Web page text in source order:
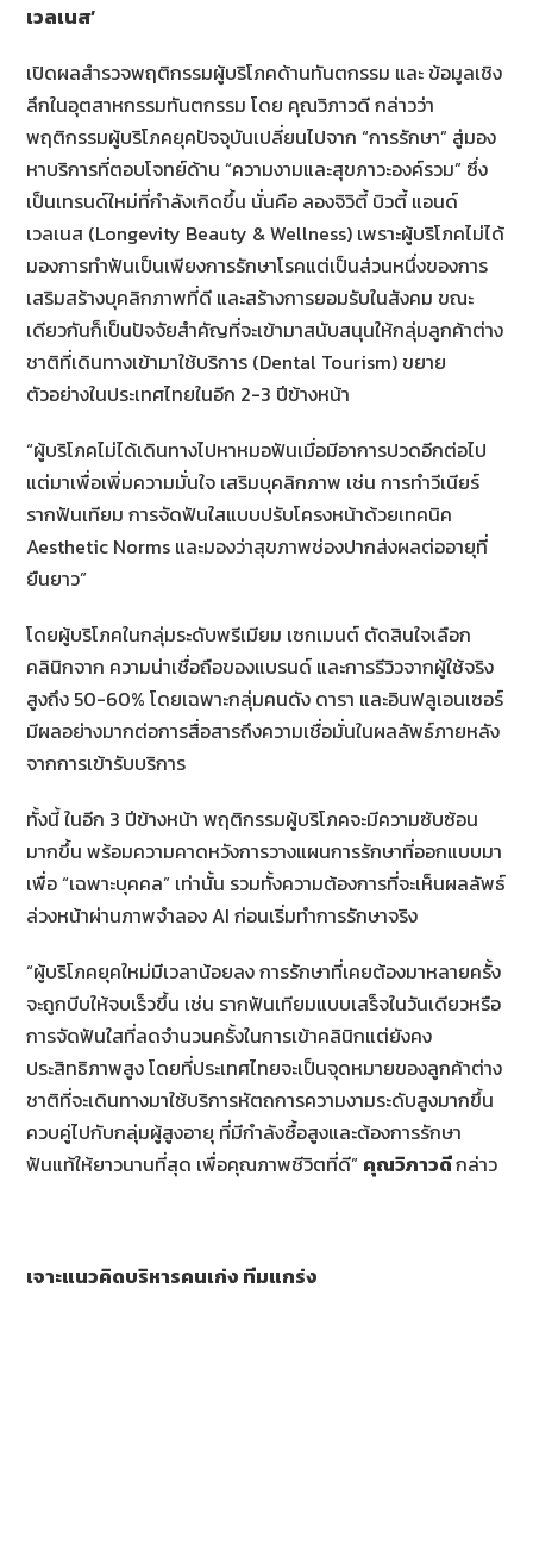
เวลเนส’
เปิดผลสำรวจพฤติกรรมผู้บริโภคด้านทันตกรรม และ ข้อมูลเชิง
ลึกในอุตสาหกรรมทันตกรรม โดย คุณวิภาวดี กล่าวว่า
พฤติกรรมผู้บริโภคยุคปัจจุบันเปลี่ยนไปจาก “การรักษา” สู่มอง
หาบริการที่ตอบโจทย์ด้าน “ความงามและสุขภาวะองค์รวม” ซึ่ง
เป็นเทรนด์ใหม่ที่กำลังเกิดขึ้น นั่นคือ ลองจิวิตี้ บิวตี้ แอนด์
เวลเนส (Longevity Beauty & Wellness) เพราะผู้บริโภคไม่ได้
มองการทำฟันเป็นเพียงการรักษาโรคแต่เป็นส่วนหนึ่งของการ
เสริมสร้างบุคลิกภาพที่ดี และสร้างการยอมรับในสังคม ขณะ
เดียวกันก็เป็นปัจจัยสำคัญที่จะเข้ามาสนับสนุนให้กลุ่มลูกค้าต่าง
ชาติที่เดินทางเข้ามาใช้บริการ (Dental Tourism) ขยาย
ตัวอย่างในประเทศไทยในอีก 2-3 ปีข้างหน้า
“ผู้บริโภคไม่ได้เดินทางไปหาหมอฟันเมื่อมีอาการปวดอีกต่อไป
แต่มาเพื่อเพิ่มความมั่นใจ เสริมบุคลิกภาพ เช่น การทำวีเนียร์
รากฟันเทียม การจัดฟันใสแบบปรับโครงหน้าด้วยเทคนิค
Aesthetic Norms และมองว่าสุขภาพช่องปากส่งผลต่ออายุที่
ยืนยาว”
โดยผู้บริโภคในกลุ่มระดับพรีเมียม เซกเมนต์ ตัดสินใจเลือก
คลินิกจาก ความน่าเชื่อถือของแบรนด์ และการรีวิวจากผู้ใช้จริง
สูงถึง 50-60% โดยเฉพาะกลุ่มคนดัง ดารา และอินฟลูเอนเซอร์
มีผลอย่างมากต่อการสื่อสารถึงความเชื่อมั่นในผลลัพธ์ภายหลัง
จากการเข้ารับบริการ
ทั้งนี้ ในอีก 3 ปีข้างหน้า พฤติกรรมผู้บริโภคจะมีความซับซ้อน
มากขึ้น พร้อมความคาดหวังการวางแผนการรักษาที่ออกแบบมา
เพื่อ “เฉพาะบุคคล” เท่านั้น รวมทั้งความต้องการที่จะเห็นผลลัพธ์
ล่วงหน้าผ่านภาพจำลอง AI ก่อนเริ่มทำการรักษาจริง
“ผู้บริโภคยุคใหม่มีเวลาน้อยลง การรักษาที่เคยต้องมาหลายครั้ง
จะถูกบีบให้จบเร็วขึ้น เช่น รากฟันเทียมแบบเสร็จในวันเดียวหรือ
การจัดฟันใสที่ลดจำนวนครั้งในการเข้าคลินิกแต่ยังคง
ประสิทธิภาพสูง โดยที่ประเทศไทยจะเป็นจุดหมายของลูกค้าต่าง
ชาติที่จะเดินทางมาใช้บริการหัตถการความงามระดับสูงมากขึ้น
ควบคู่ไปกับกลุ่มผู้สูงอายุ ที่มีกำลังซื้อสูงและต้องการรักษา
ฟันแท้ให้ยาวนานที่สุด เพื่อคุณภาพชีวิตที่ดี” คุณวิภาวดีกล่าว
เจาะแนวคิดบริหารคนเก่ง ทีมแกร่ง